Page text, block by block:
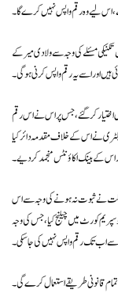
اس لیے وہ رقم واپس نہیں کرے گا۔
دعویٰ کیا کہ 34 ملازمین کی تنخواہیں تکنیکی مسئلے کی وجہ سے ولادی میر کے
ہیں اور اسے یہ رقم واپس کرنی ہوگی۔
اختیار کر گئے، جس پر اس نے اس رقم
نے اس کے خلاف مقدمہ دائر کیا
اس کے بینک اکاؤنٹس منجمد کر دیے۔
عدالت نے ثبوت نہ ہونے کی وجہ سے اس
سپریم کورٹ میں چیلنج کیا، جس کی وجہ
سے اب تک رقم واپس نہیں کی جا سکی۔
قانونی طریقے استعمال کرے گی۔